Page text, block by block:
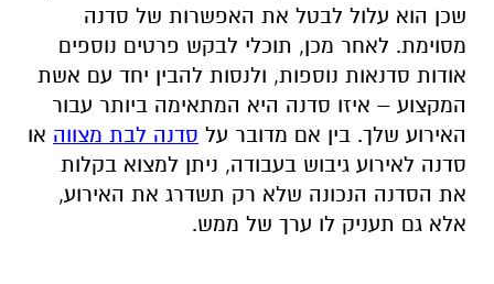
שכן הוא עלול לבטל את האפשרות של סדנה
מסוימת. לאחר מכן, תוכלי לבקש פרטים נוספים
אודות סדנאות נוספות, ולנסות להבין יחד עם אשת
המקצוע – איזו סדנה היא המתאימה ביותר עבור
האירוע שלך. בין אם מדובר על סדנה לבת מצווה או
סדנה לאירוע גיבוש בעבודה, ניתן למצוא בקלות
את הסדנה הנכונה שלא רק תשדרג את האירוע,
אלא גם תעניק לו ערך של ממש.